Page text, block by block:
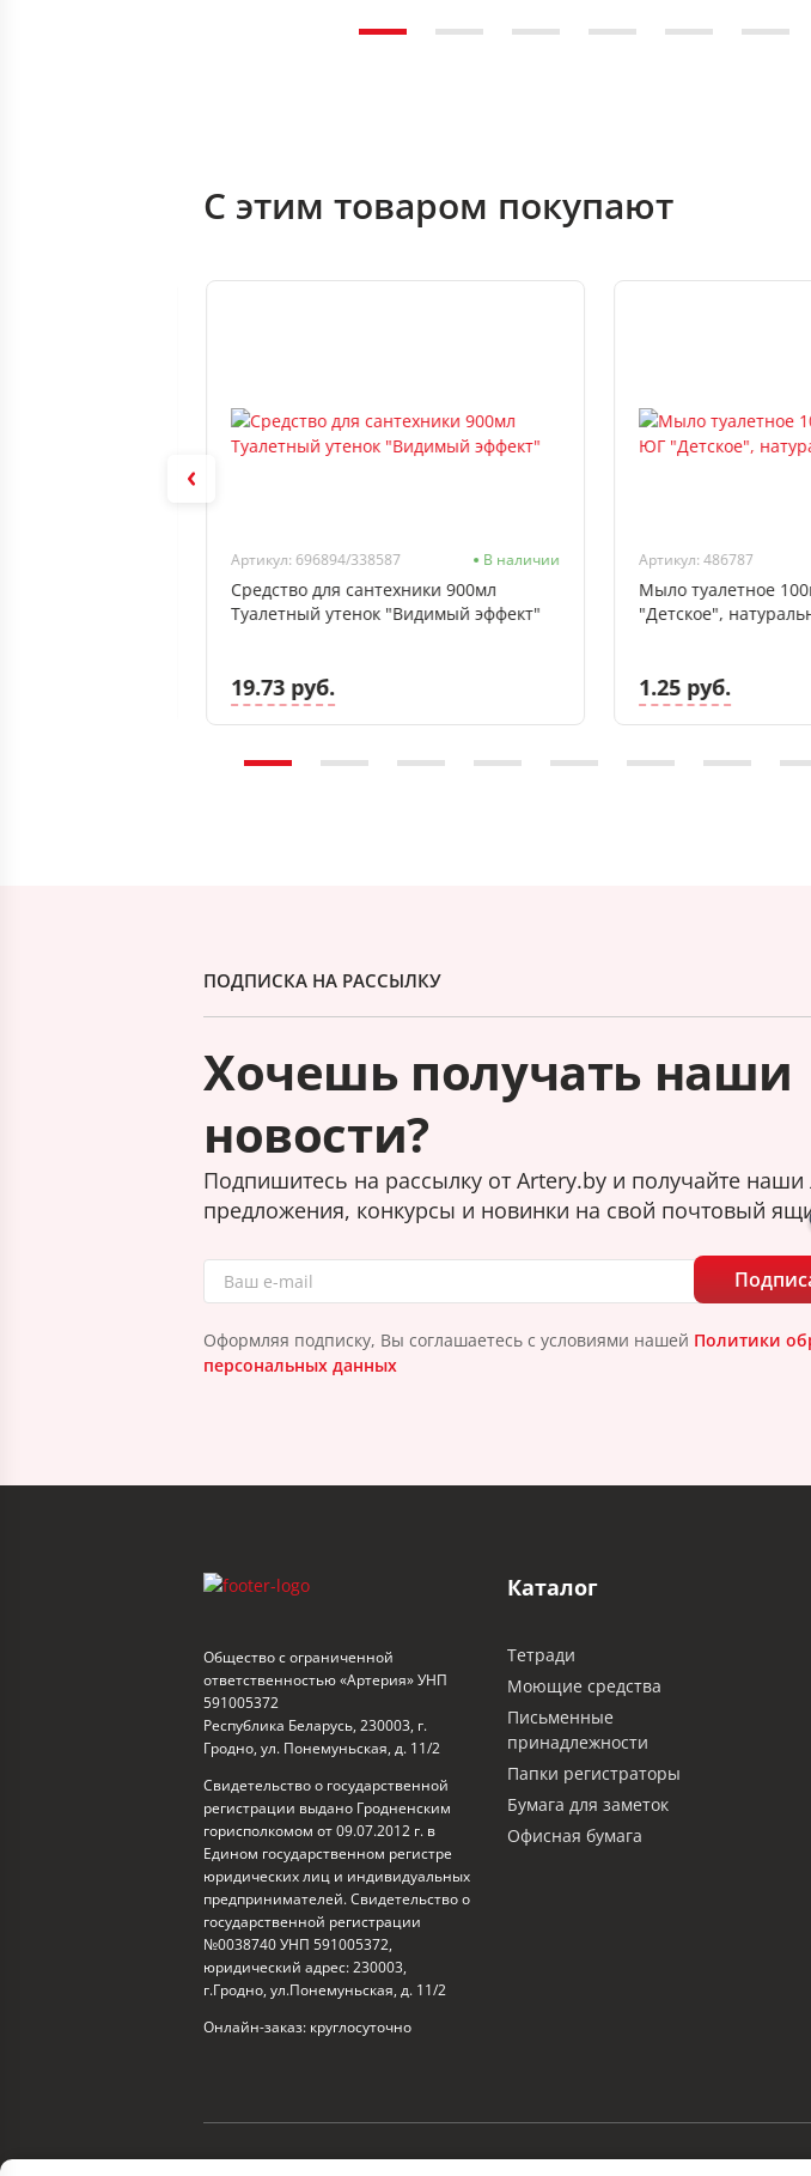
С этим товаром покупают
Артикул: 696894/338587 В наличии
Средство для сантехники 900мл
Туалетный утенок "Видимый эффект"
19.73 руб.
Артикул: 486787
Мыло туалетное
"Детское",
1.25 руб.
ПОДПИСКА НА РАССЫЛКУ
Хочешь получать наши
новости?
Подпишитесь на рассылку от Artery.by и получайте
предложения, конкурсы и новинки на свой почтовый
Оформляя подписку, Вы соглашаетесь с условиями нашей Политики
персональных данных
Общество с ограниченной
ответственностью «Артерия» УНП
591005372
Республика Беларусь, 230003, г.
Гродно, ул. Понемуньская, д. 11/2
Свидетельство о государственной
регистрации выдано Гродненским
горисполкомом от 09.07.2012 г. в
Едином государственном регистре
юридических лиц и индивидуальных
предпринимателей. Свидетельство о
государственной регистрации
№0038740 УНП 591005372,
юридический адрес: 230003,
г.Гродно, ул.Понемуньская, д. 11/2
Онлайн-заказ: круглосуточно
Каталог
Тетради
Моющие средства
Письменные
принадлежности
Папки регистраторы
Бумага для заметок
Офисная бумага